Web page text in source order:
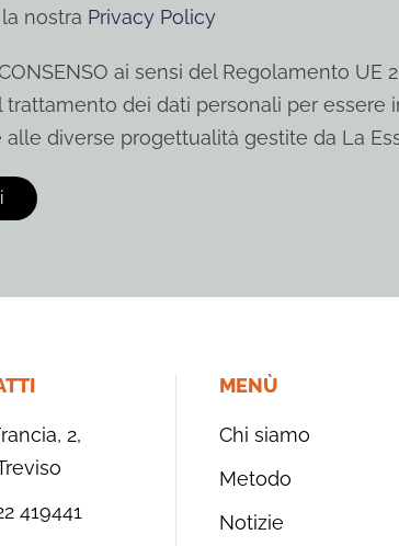
nostra Privacy Policy
ai sensi del Regolamento UE
trattamento dei dati personali per essere
diverse progettualità gestite da La
2,
419441
MENÙ
Chi siamo
Metodo
Notizie